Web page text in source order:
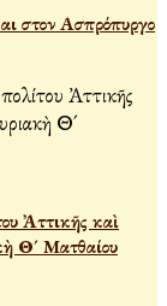
στον Ασπρόπυργο
Ἀττικῆς καὶ
Θ´ Ματθαίου